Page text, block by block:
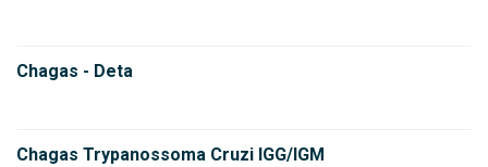
Chagas - Deta
Chagas Trypanossoma Cruzi IGG/IGM